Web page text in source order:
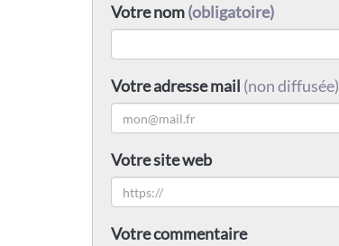
Votre nom(obligatoire)
Votre adresse mail (non diffusée)
Votre site web
Votre commentaire